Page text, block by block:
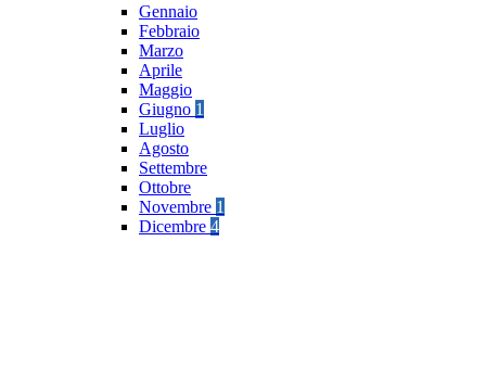
Gennaio
Febbraio
Marzo
Aprile
Maggio
Giugno 1
Luglio
Agosto
Settembre
Ottobre
Novembre 1
Dicembre 4